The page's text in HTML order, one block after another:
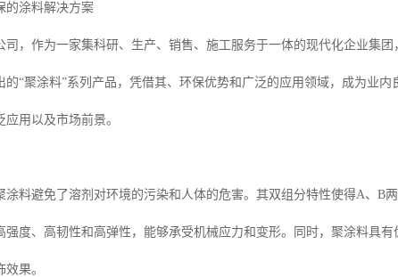
的涂料解决方案
司，作为一家集科研、生产、销售、施工服务于一体的现代化企业集
的“聚涂料”系列产品，凭借其、环保优势和广泛的应用领域，成为业
用以及市场前景。
涂料避免了溶剂对环境的污染和人体的危害。其双组分特性使得A、B
强度、高韧性和高弹性，能够承受机械应力和变形。同时，聚涂料具
果。